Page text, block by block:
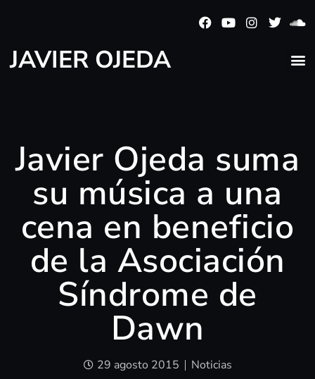
JAVIER OJEDA
Javier Ojeda suma
su música a una
cena en beneficio
de la Asociación
Síndrome de
Dawn
29 agosto 2015 Noticias